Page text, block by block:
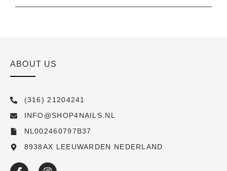
ABOUT US
(316) 21204241
INFO@SHOP4NAILS.NL
NL002460797B37
8938AX LEEUWARDEN NEDERLAND